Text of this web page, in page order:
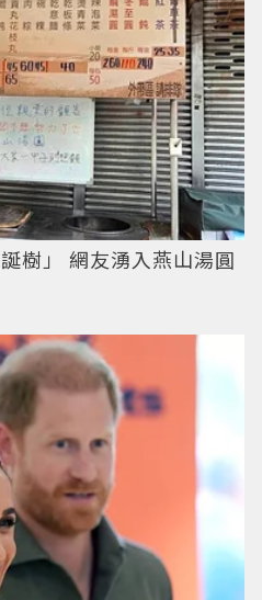
樹」 網友湧入燕山湯圓